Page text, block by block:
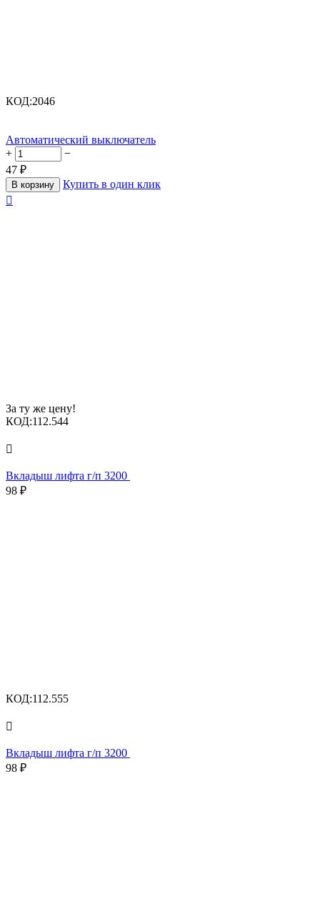
КОД:2046
Автоматический выключатель
+
−
47 ₽
В корзину
Купить в один клик

За ту же цену!
КОД:112.544

Вкладыш лифта г/п 3200
98 ₽
КОД:112.555

Вкладыш лифта г/п 3200
98 ₽